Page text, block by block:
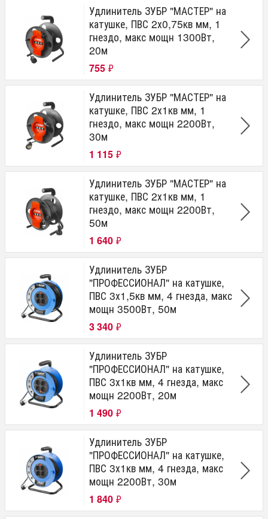
Удлинитель ЗУБР "МАСТЕР" на
катушке, ПВС 2х0,75кв мм, 1
гнездо, макс мощн 1300Вт,
20м
755 ₽
Удлинитель ЗУБР "МАСТЕР" на
катушке, ПВС 2х1кв мм, 1
гнездо, макс мощн 2200Вт,
30м
1 115 ₽
Удлинитель ЗУБР "МАСТЕР" на
катушке, ПВС 2х1кв мм, 1
гнездо, макс мощн 2200Вт,
50м
1 640 ₽
Удлинитель ЗУБР
"ПРОФЕССИОНАЛ" на катушке,
ПВС 3х1,5кв мм, 4 гнезда, макс
мощн 3500Вт, 50м
3 340 ₽
Удлинитель ЗУБР
"ПРОФЕССИОНАЛ" на катушке,
ПВС 3х1кв мм, 4 гнезда, макс
мощн 2200Вт, 20м
1 490 ₽
Удлинитель ЗУБР
"ПРОФЕССИОНАЛ" на катушке,
ПВС 3х1кв мм, 4 гнезда, макс
мощн 2200Вт, 30м
1 840 ₽